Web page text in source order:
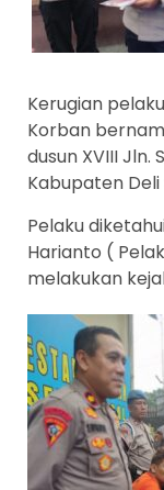
Kerugian
Korban
dusun XVIII Jln.
Kabupaten Deli
Pelaku
Harianto (
melakukan